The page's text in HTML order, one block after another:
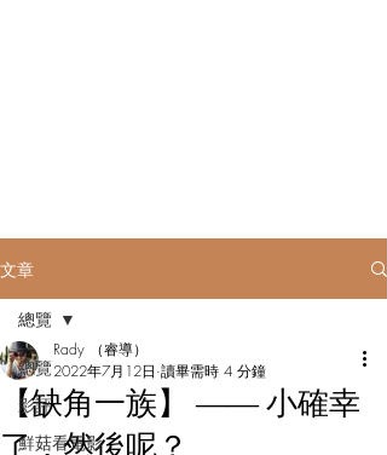
文章
總覽
影評
鮮菇看電影
總覽
【缺角一族】 ―― 小確幸
Rady （睿導）
2022年7月12日 讀畢需時 4 分鐘